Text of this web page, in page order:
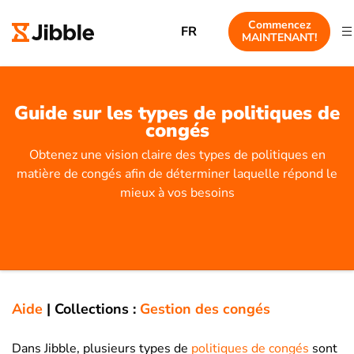
FR
Commencez
MAINTENANT!
Guide sur les types de politiques de
congés
Obtenez une vision claire des types de politiques en
matière de congés afin de déterminer laquelle répond le
mieux à vos besoins
Aide | Collections : Gestion des congés
Dans Jibble, plusieurs types de politiques de congés sont